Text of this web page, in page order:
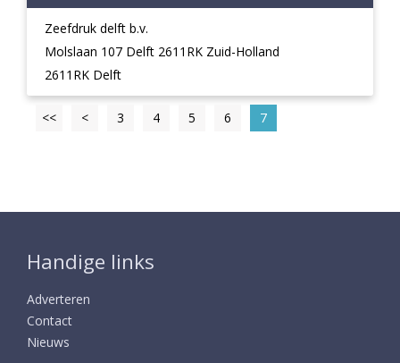
Zeefdruk delft b.v.
Molslaan 107 Delft 2611RK Zuid-Holland
2611RK Delft
<< < 3 4 5 6 7
Handige links
Adverteren
Contact
Nieuws